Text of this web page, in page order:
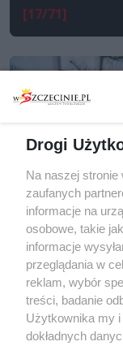
[17/71]
[18/71]
Drogi
Na naszej
zaufanych
informacje na
osobowe, takie
informacje
przeglądania w
reklam, wybór
treści, badanie
Użytkownika my
dokładnych